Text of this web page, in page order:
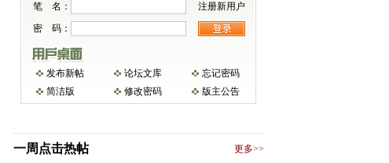
笔 名：
注册新用户
密 码：
发布新帖 论坛文库
忘记密码
简洁版
修改密码 版主公告
一周点击热帖 更多>>